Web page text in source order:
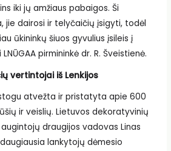
iki jų amžiaus pabaigos. Ši
jie dairosi ir telyčaičių įsigyti, todėl
ūkininkų šiuos gyvulius įsileis į
pirmininkė dr. R. Šveistienė.
vertintojai iš Lenkijos
atvežta ir pristatyta apie 600
ir veislių. Lietuvos dekoratyvinių
draugijos vadovas Linas
lankytojų dėmesio